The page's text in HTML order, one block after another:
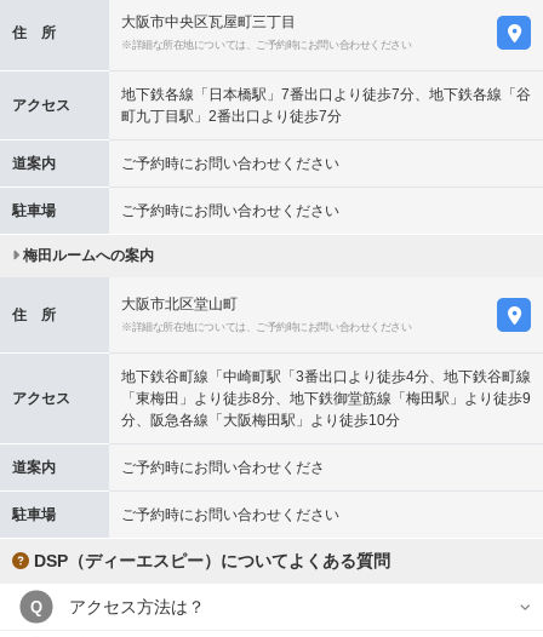
住 所
大阪市中央区瓦屋町三丁目
※詳細な所在地については、ご予約時にお問い合わせください
アクセス
地下鉄各線「日本橋駅」7番出口より徒歩7分、地下鉄各線「谷
町九丁目駅」2番出口より徒歩7分
道案内 ご予約時にお問い合わせください
駐車場 ご予約時にお問い合わせください
梅田ルームへの案内
住 所
大阪市北区堂山町
※詳細な所在地については、ご予約時にお問い合わせください
アクセス
地下鉄谷町線「中崎町駅「3番出口より徒歩4分、地下鉄谷町線
「東梅田」より徒歩8分、地下鉄御堂筋線「梅田駅」より徒歩9
分、阪急各線「大阪梅田駅」より徒歩10分
道案内 ご予約時にお問い合わせくださ
駐車場 ご予約時にお問い合わせください
DSP（ディーエスピー）についてよくある質問
Q アクセス方法は？